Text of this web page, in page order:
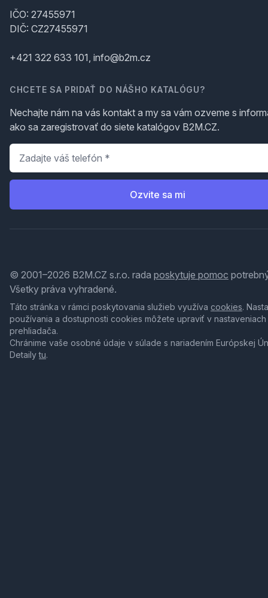
IČO: 27455971
DIČ: CZ27455971
+421 322 633 101, info@b2m.cz
CHCETE SA PRIDAŤ DO NÁŠHO KATALÓGU?
Nechajte nám na vás kontakt a my sa vám ozveme s
ako sa zaregistrovať do siete katalógov B2M.CZ.
Telefón
Ozvite sa mi
© 2001–2026 B2M.CZ s.r.o. rada poskytuje pomoc
Všetky práva vyhradené.
Táto stránka v rámci poskytovania služieb využíva cookies.
používania a dostupnosti cookies môžete upraviť v nastaveniach
prehliadača.
Chránime vaše osobné údaje v súlade s nariadením Európskej
Detailytu.